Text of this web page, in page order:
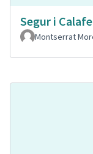
Segur i
Montserrat